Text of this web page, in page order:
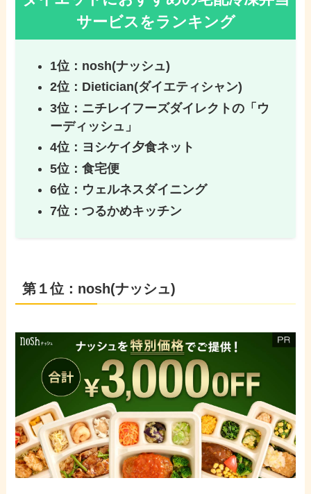
サービスをランキング
1位：nosh(ナッシュ)
2位：Dietician(ダイエティシャン)
3位：ニチレイフーズダイレクトの「ウ
ーディッシュ」
4位：ヨシケイ夕食ネット
5位：食宅便
6位：ウェルネスダイニング
7位：つるかめキッチン
第１位：nosh(ナッシュ)